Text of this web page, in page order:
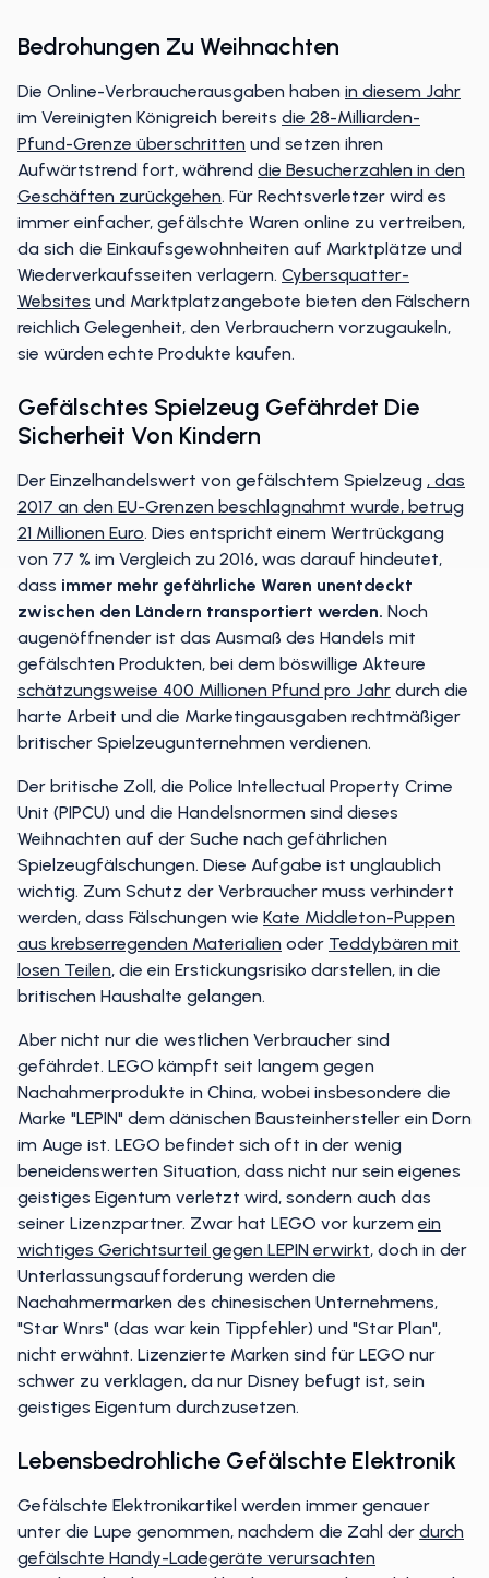
Bedrohungen Zu Weihnachten
Die Online-Verbraucherausgaben haben in diesem Jahr
im Vereinigten Königreich bereits die 28-Milliarden-
Pfund-Grenze überschritten und setzen ihren
Aufwärtstrend fort, während die Besucherzahlen in den
Geschäften zurückgehen. Für Rechtsverletzer wird es
immer einfacher, gefälschte Waren online zu vertreiben,
da sich die Einkaufsgewohnheiten auf Marktplätze und
Wiederverkaufsseiten verlagern. Cybersquatter-
Websites und Marktplatzangebote bieten den Fälschern
reichlich Gelegenheit, den Verbrauchern vorzugaukeln,
sie würden echte Produkte kaufen.
Gefälschtes Spielzeug Gefährdet Die
Sicherheit Von Kindern
Der Einzelhandelswert von gefälschtem Spielzeug , das
2017 an den EU-Grenzen beschlagnahmt wurde, betrug
21 Millionen Euro. Dies entspricht einem Wertrückgang
von 77 % im Vergleich zu 2016, was darauf hindeutet,
dass immer mehr gefährliche Waren unentdeckt
zwischen den Ländern transportiert werden. Noch
augenöffnender ist das Ausmaß des Handels mit
gefälschten Produkten, bei dem böswillige Akteure
schätzungsweise 400 Millionen Pfund pro Jahr durch die
harte Arbeit und die Marketingausgaben rechtmäßiger
britischer Spielzeugunternehmen verdienen.
Der britische Zoll, die Police Intellectual Property Crime
Unit (PIPCU) und die Handelsnormen sind dieses
Weihnachten auf der Suche nach gefährlichen
Spielzeugfälschungen. Diese Aufgabe ist unglaublich
wichtig. Zum Schutz der Verbraucher muss verhindert
werden, dass Fälschungen wie Kate Middleton-Puppen
aus krebserregenden Materialien oder Teddybären mit
losen Teilen, die ein Erstickungsrisiko darstellen, in die
britischen Haushalte gelangen.
Aber nicht nur die westlichen Verbraucher sind
gefährdet. LEGO kämpft seit langem gegen
Nachahmerprodukte in China, wobei insbesondere die
Marke "LEPIN" dem dänischen Bausteinhersteller ein Dorn
im Auge ist. LEGO befindet sich oft in der wenig
beneidenswerten Situation, dass nicht nur sein eigenes
geistiges Eigentum verletzt wird, sondern auch das
seiner Lizenzpartner. Zwar hat LEGO vor kurzem ein
wichtiges Gerichtsurteil gegen LEPIN erwirkt, doch in der
Unterlassungsaufforderung werden die
Nachahmermarken des chinesischen Unternehmens,
"Star Wnrs" (das war kein Tippfehler) und "Star Plan",
nicht erwähnt. Lizenzierte Marken sind für LEGO nur
schwer zu verklagen, da nur Disney befugt ist, sein
geistiges Eigentum durchzusetzen.
Lebensbedrohliche Gefälschte Elektronik
Gefälschte Elektronikartikel werden immer genauer
unter die Lupe genommen, nachdem die Zahl der durch
gefälschte Handy-Ladegeräte verursachten